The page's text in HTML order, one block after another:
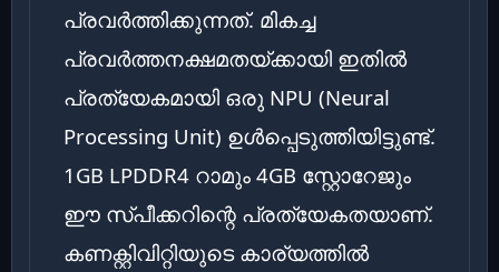
പ്രവർത്തിക്കുന്നത്. മികച്ച
പ്രവർത്തനക്ഷമതയ്ക്കായി ഇതിൽ
പ്രത്യേകമായി ഒരു NPU (Neural
Processing Unit) ഉൾപ്പെടുത്തിയിട്ടുണ്ട്.
1GB LPDDR4 റാമും 4GB സ്റ്റോറേജും
ഈ സ്പീക്കറിന്റെ പ്രത്യേകതയാണ്.
കണക്റ്റിവിറ്റിയുടെ കാര്യത്തിൽ